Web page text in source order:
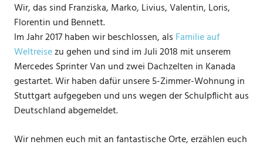
Wir, das sind Franziska, Marko, Livius, Valentin, Loris,
Florentin und Bennett.
Im Jahr 2017 haben wir beschlossen, als Familie auf
Weltreisezu gehen und sind im Juli 2018 mit unserem
Mercedes Sprinter Van und zwei Dachzelten in Kanada
gestartet. Wir haben dafür unsere 5-Zimmer-Wohnung in
Stuttgart aufgegeben und uns wegen der Schulpflicht aus
Deutschland abgemeldet.
Wir nehmen euch mit an fantastische Orte, erzählen euch